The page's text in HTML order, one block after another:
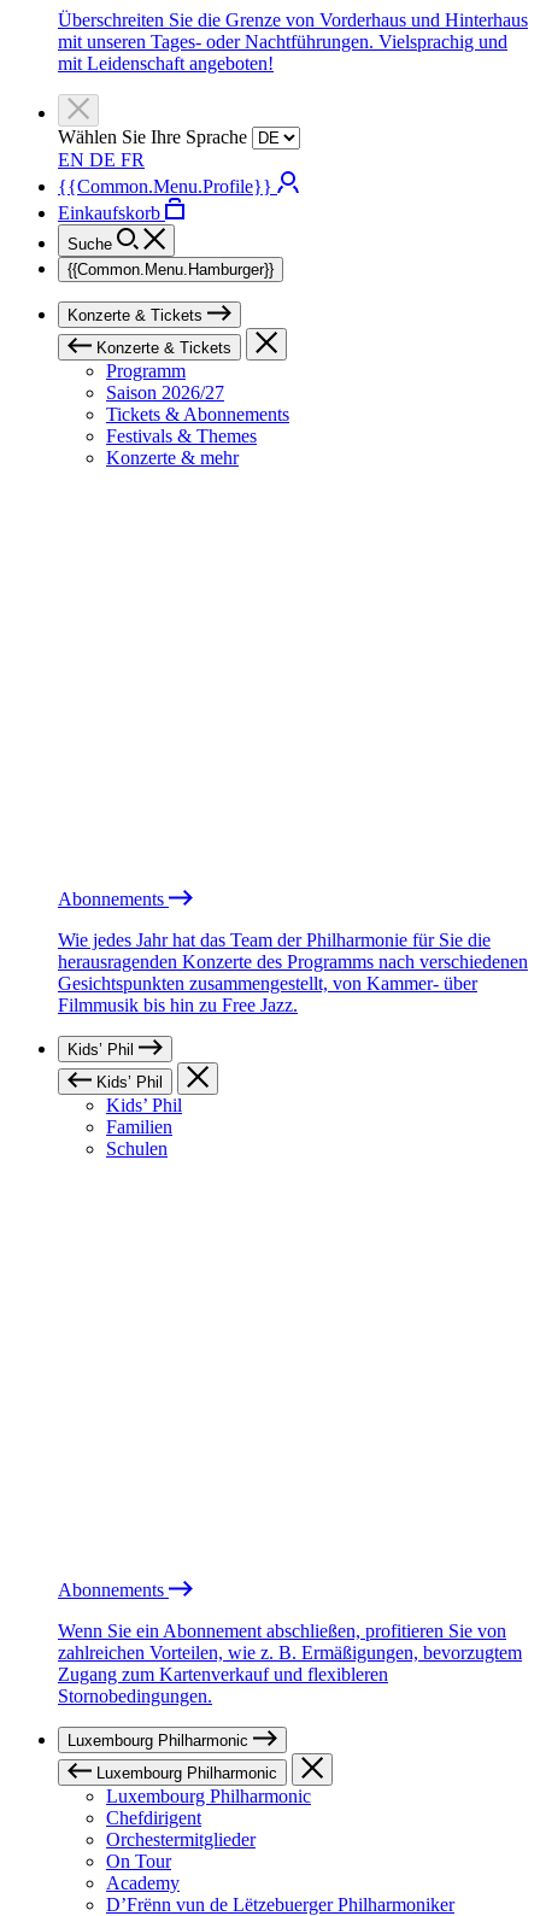
Überschreiten Sie die Grenze von Vorderhaus und Hinterhaus
mit unseren Tages- oder Nachtführungen. Vielsprachig und
mit Leidenschaft angeboten!
Wählen Sie Ihre Sprache
EN DE FR
{{Common.Menu.Profile}}
Einkaufskorb
Suche
{{Common.Menu.Hamburger}}
Konzerte & Tickets
Konzerte & Tickets
Programm
Saison 2026/27
Tickets & Abonnements
Festivals & Themes
Konzerte & mehr
Abonnements
Wie jedes Jahr hat das Team der Philharmonie für Sie die
herausragenden Konzerte des Programms nach verschiedenen
Gesichtspunkten zusammengestellt, von Kammer- über
Filmmusik bis hin zu Free Jazz.
Kids’ Phil
Kids’ Phil
Kids’ Phil
Familien
Schulen
Abonnements
Wenn Sie ein Abonnement abschließen, profitieren Sie von
zahlreichen Vorteilen, wie z. B. Ermäßigungen, bevorzugtem
Zugang zum Kartenverkauf und flexibleren
Stornobedingungen.
Luxembourg Philharmonic
Luxembourg Philharmonic
Luxembourg Philharmonic
Chefdirigent
Orchestermitglieder
On Tour
Academy
D’Frënn vun de Lëtzebuerger Philharmoniker